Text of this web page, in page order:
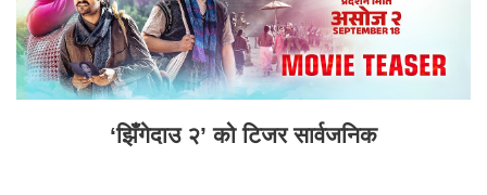
‘झिँगेदाउ २’ को टिजर सार्वजनिक